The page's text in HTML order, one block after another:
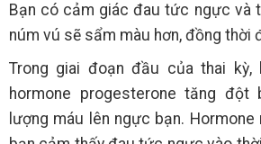
Bạn có cảm giác đau tức ngực và
núm vú sẽ sẩm màu hơn, đồng thời
Trong giai đoạn đầu của thai kỳ,
hormone progesterone tăng đột
lượng máu lên ngực bạn. Hormone